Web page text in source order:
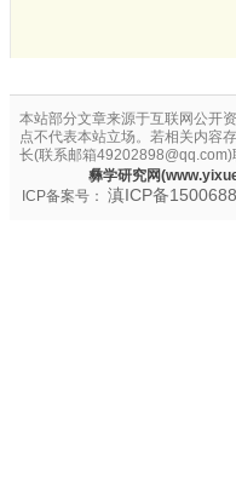
本站部分文章来源于互联网公开
点不代表本站立场。若相关内容
长(联系邮箱49202898@qq.com)
彝学研究网
ICP备案号： 滇ICP备